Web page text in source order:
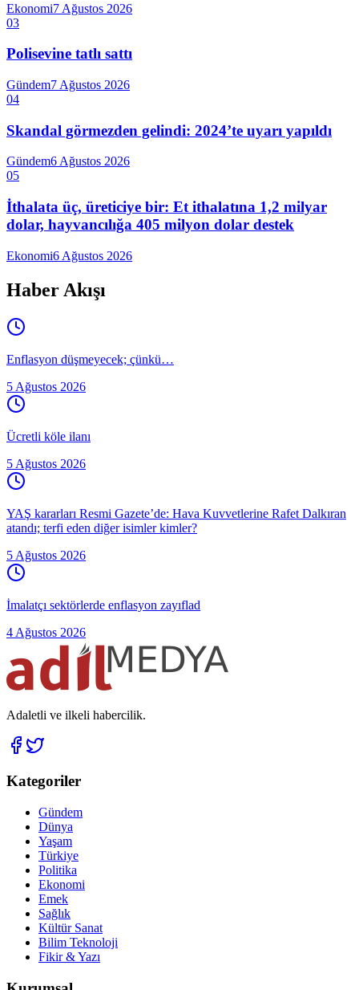
Ekonomi7 Ağustos 2026
03
Polisevine tatlı sattı
Gündem7 Ağustos 2026
04
Skandal görmezden gelindi: 2024’te uyarı yapıldı
Gündem6 Ağustos 2026
05
İthalata üç, üreticiye bir: Et ithalatına 1,2 milyar
dolar, hayvancılığa 405 milyon dolar destek
Ekonomi6 Ağustos 2026
Haber Akışı
Enflasyon düşmeyecek; çünkü…
5 Ağustos 2026
Ücretli köle ilanı
5 Ağustos 2026
YAŞ kararları Resmi Gazete’de: Hava Kuvvetlerine Rafet Dalkıran
atandı; terfi eden diğer isimler kimler?
5 Ağustos 2026
İmalatçı sektörlerde enflasyon zayıflad
4 Ağustos 2026
Adaletli ve ilkeli habercilik.
Kategoriler
Gündem
Dünya
Yaşam
Türkiye
Politika
Ekonomi
Emek
Sağlık
Kültür Sanat
Bilim Teknoloji
Fikir & Yazı